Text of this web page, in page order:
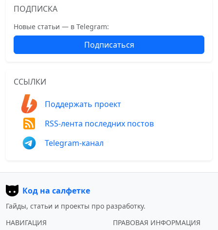
ПОДПИСКА
Новые статьи — в Telegram:
Подписаться
ССЫЛКИ
Поддержать проект
RSS-лента последних постов
Telegram-канал
Код на салфетке
Гайды, статьи и проекты про разработку.
НАВИГАЦИЯ
ПРАВОВАЯ ИНФОРМАЦИЯ